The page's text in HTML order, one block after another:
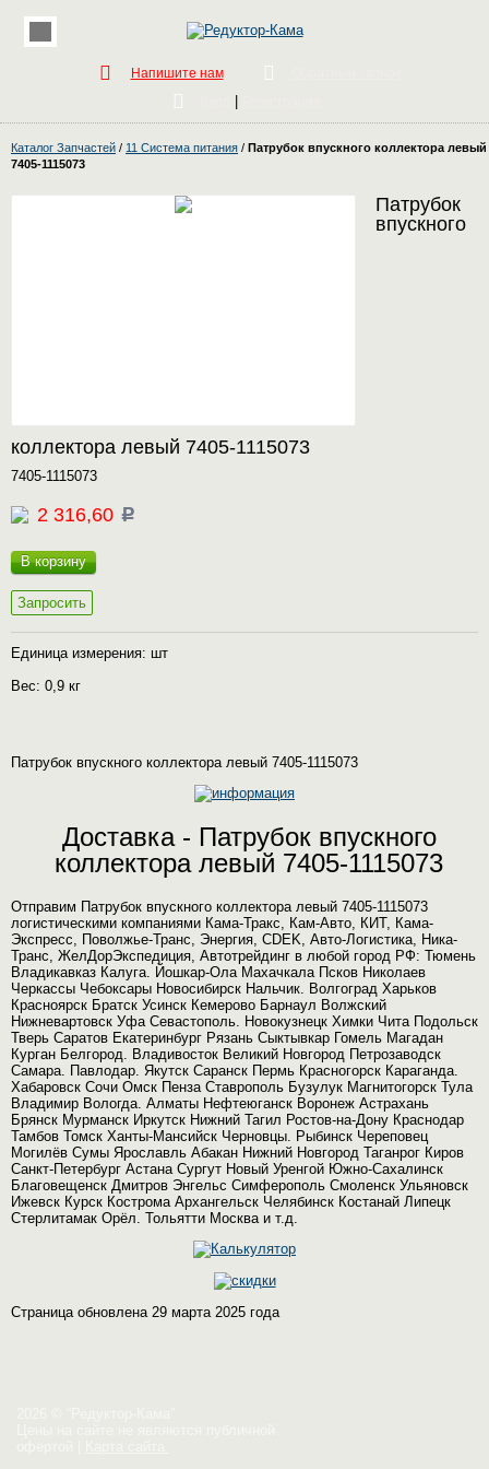
Напишите нам
Каталог Запчастей / 11 Система питания / Патрубок впускного коллектора левый
7405-1115073
Патрубок
впускного
коллектора левый 7405-1115073
7405-1115073
2 316,60 c
В корзину
Запросить
Единица измерения: шт
Вес: 0,9 кг
Патрубок впускного коллектора левый 7405-1115073
Доставка - Патрубок впускного
коллектора левый 7405-1115073
Отправим Патрубок впускного коллектора левый 7405-1115073
логистическими компаниями Кама-Тракс, Кам-Авто, КИТ, Кама-
Экспресс, Поволжье-Транс, Энергия, CDEK, Авто-Логистика, Ника-
Транс, ЖелДорЭкспедиция, Автотрейдинг в любой город РФ: Тюмень
Владикавказ Калуга. Йошкар-Ола Махачкала Псков Николаев
Черкассы Чебоксары Новосибирск Нальчик. Волгоград Харьков
Красноярск Братск Усинск Кемерово Барнаул Волжский
Нижневартовск Уфа Севастополь. Новокузнецк Химки Чита Подольск
Тверь Саратов Екатеринбург Рязань Сыктывкар Гомель Магадан
Курган Белгород. Владивосток Великий Новгород Петрозаводск
Самара. Павлодар. Якутск Саранск Пермь Красногорск Караганда.
Хабаровск Сочи Омск Пенза Ставрополь Бузулук Магнитогорск Тула
Владимир Вологда. Алматы Нефтеюганск Воронеж Астрахань
Брянск Мурманск Иркутск Нижний Тагил Ростов-на-Дону Краснодар
Тамбов Томск Ханты-Мансийск Черновцы. Рыбинск Череповец
Могилёв Сумы Ярославль Абакан Нижний Новгород Таганрог Киров
Санкт-Петербург Астана Сургут Новый Уренгой Южно-Сахалинск
Благовещенск Дмитров Энгельс Симферополь Смоленск Ульяновск
Ижевск Курск Кострома Архангельск Челябинск Костанай Липецк
Стерлитамак Орёл. Тольятти Москва и т.д.
Страница обновлена 29 марта 2025 года